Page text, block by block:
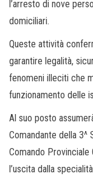
l’arresto di nove
domiciliari.
Queste attività
garantire legalità,
fenomeni illeciti che
funzionamento delle
Al suo posto
Comandante della 3^
Comando Provinciale
l’uscita dalla